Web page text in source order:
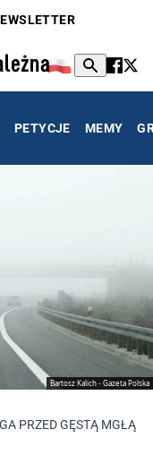
PETYCJE MEMY
Bartosz Kalich - Gazeta Polska
PRZED GĘSTĄ MGŁĄ